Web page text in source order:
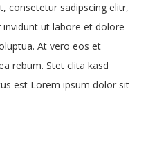
consetetur sadipscing elitr,
ut labore et dolore
At vero eos et
rebum. Stet clita kasd
est Lorem ipsum dolor sit